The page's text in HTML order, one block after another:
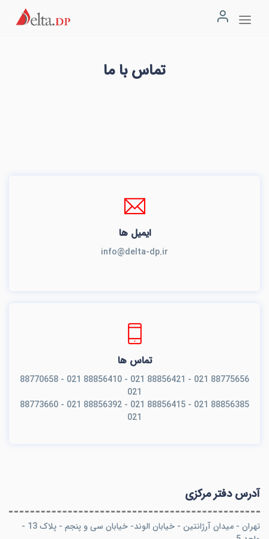
تماس با ما
ایمیل ها
info@delta-dp.ir
تماس ها
88775656 021 - 88856421 021 - 88856410 021 - 88770658
021
88856385 021 - 88856415 021 - 88856392 021 - 88773660
021
آدرس دفتر مرکزی
تهران - میدان آرژانتین - خیابان الوند- خیابان سی و پنجم - پلاک 13 -